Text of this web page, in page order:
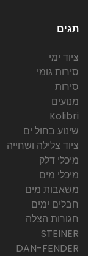
תגים
ציוד ימי
סירות גומי
סירות
מנועים
Kolibri
שינוע בחול ים
ציוד צלילה ושחייה
מיכלי דלק
מיכלי מים
משאבות מים
חבלים ימים
חגורות הצלה
STEINER
DAN-FENDER